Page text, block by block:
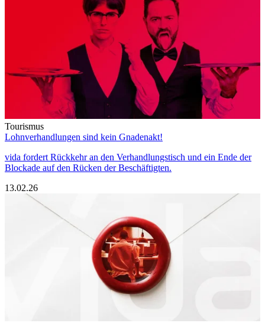
Tourismus
Lohnverhandlungen sind kein Gnadenakt!
vida fordert Rückkehr an den Verhandlungstisch und ein Ende der
Blockade auf den Rücken der Beschäftigten.
13.02.26